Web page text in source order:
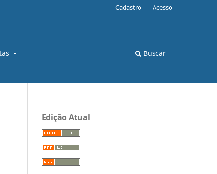
Buscar
Cadastro Acesso
Edição Atual